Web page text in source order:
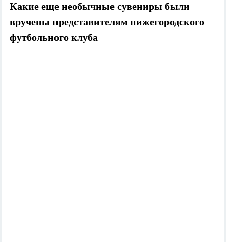
Какие еще необычные сувениры были
вручены представителям нижегородского
футбольного клуба